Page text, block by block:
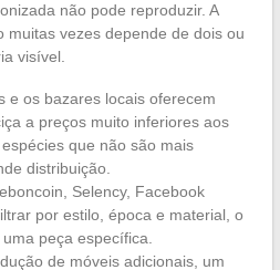
não pode reproduzir. A
muitas vezes depende de dois ou
visível.
e os bazares locais oferecem
a preços muito inferiores aos
que não são mais
distribuição.
Selency, Facebook
por estilo, época e material, o
peça específica.
de móveis adicionais, um